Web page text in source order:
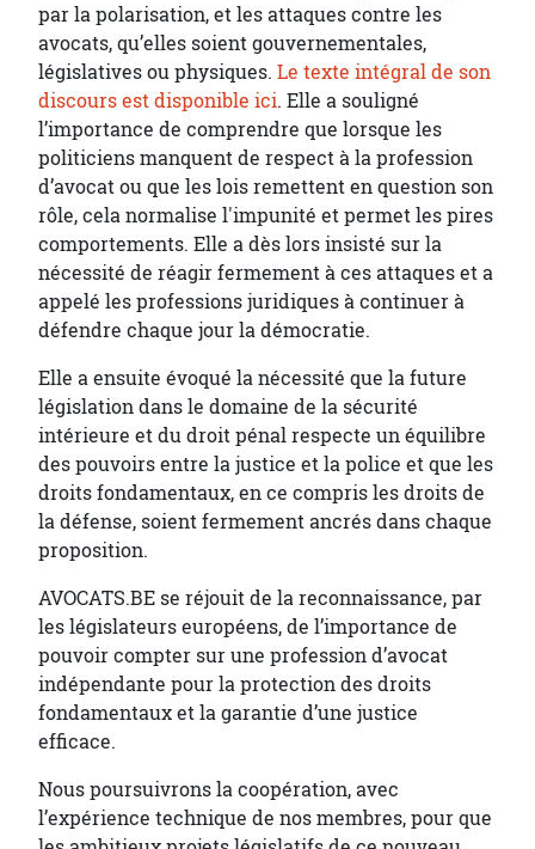
par la polarisation, et les attaques contre les
avocats, qu’elles soient gouvernementales,
législatives ou physiques. Le texte intégral de son
discours est disponible ici. Elle a souligné
l’importance de comprendre que lorsque les
politiciens manquent de respect à la profession
d’avocat ou que les lois remettent en question son
rôle, cela normalise l'impunité et permet les pires
comportements. Elle a dès lors insisté sur la
nécessité de réagir fermement à ces attaques et a
appelé les professions juridiques à continuer à
défendre chaque jour la démocratie.
Elle a ensuite évoqué la nécessité que la future
législation dans le domaine de la sécurité
intérieure et du droit pénal respecte un équilibre
des pouvoirs entre la justice et la police et que les
droits fondamentaux, en ce compris les droits de
la défense, soient fermement ancrés dans chaque
proposition.
AVOCATS.BE se réjouit de la reconnaissance, par
les législateurs européens, de l’importance de
pouvoir compter sur une profession d’avocat
indépendante pour la protection des droits
fondamentaux et la garantie d’une justice
efficace.
Nous poursuivrons la coopération, avec
l’expérience technique de nos membres, pour que